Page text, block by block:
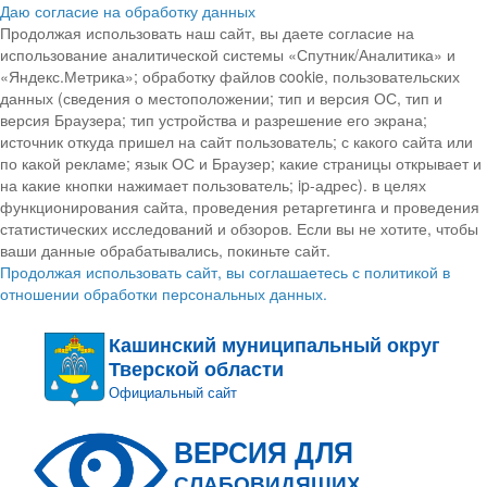
Даю согласие на обработку данных
Продолжая использовать наш сайт, вы даете согласие на
использование аналитической системы «Спутник/Аналитика» и
«Яндекс.Метрика»; обработку файлов cookie, пользовательских
данных (сведения о местоположении; тип и версия ОС, тип и
версия Браузера; тип устройства и разрешение его экрана;
источник откуда пришел на сайт пользователь; с какого сайта или
по какой рекламе; язык ОС и Браузер; какие страницы открывает и
на какие кнопки нажимает пользователь; ip-адрес). в целях
функционирования сайта, проведения ретаргетинга и проведения
статистических исследований и обзоров. Если вы не хотите, чтобы
ваши данные обрабатывались, покиньте сайт.
Продолжая использовать сайт, вы соглашаетесь с политикой в
отношении обработки персональных данных.